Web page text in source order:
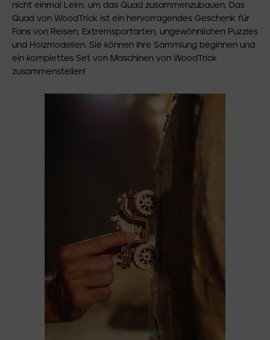
nicht einmal Leim, um das Quad zusammenzubauen. Das
Quad von WoodTrick ist ein hervorragendes Geschenk für
Fans von Reisen, Extremsportarten, ungewöhnlichen Puzzles
und Holzmodellen. Sie können Ihre Sammlung beginnen und
ein komplettes Set von Maschinen von WoodTrick
zusammenstellen!